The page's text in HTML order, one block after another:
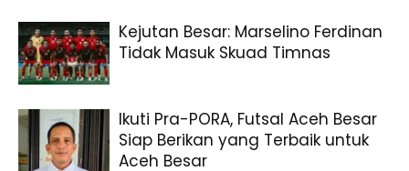
Kejutan Besar: Marselino Ferdinan
Tidak Masuk Skuad Timnas
Ikuti Pra-PORA, Futsal Aceh Besar
Siap Berikan yang Terbaik untuk
Aceh Besar